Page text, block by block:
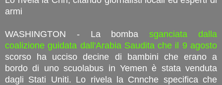
armi
WASHINGTON - La bombasganciata dalla
coalizione guidata dall'Arabia Saudita che il 9 agosto
scorso ha ucciso decine di bambini che erano a
bordo di uno scuolabus in Yemen è stata venduta
dagli Stati Uniti. Lo rivela la Cnnche specifica che